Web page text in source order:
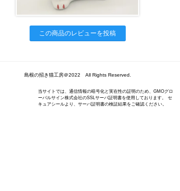
この商品のレビューを投稿
島根の招き猫工房＠2022 All Rights Reserved.
当サイトでは、通信情報の暗号化と実在性の証明のため、GMOグロ
ーバルサイン株式会社のSSLサーバ証明書を使用しております。 セ
キュアシールより、サーバ証明書の検証結果をご確認ください。